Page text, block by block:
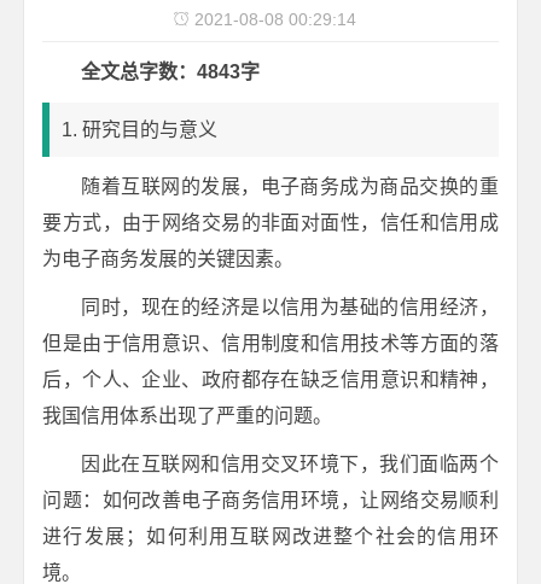
 2021-08-08 00:29:14
全文总字数：4843字
1. 研究目的与意义
随着互联网的发展，电子商务成为商品交换的重
要方式，由于网络交易的非面对面性，信任和信用成
为电子商务发展的关键因素。
同时，现在的经济是以信用为基础的信用经济，
但是由于信用意识、信用制度和信用技术等方面的落
后，个人、企业、政府都存在缺乏信用意识和精神，
我国信用体系出现了严重的问题。
因此在互联网和信用交叉环境下，我们面临两个
问题：如何改善电子商务信用环境，让网络交易顺利
进行发展；如何利用互联网改进整个社会的信用环
境。